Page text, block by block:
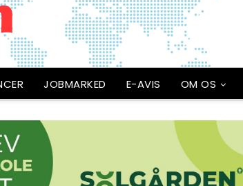
JOBMARKED E-AVIS OM OS